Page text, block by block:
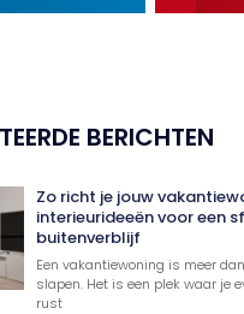
BERICHTEN
Zo richt je jouw
interieurideeën voor een
buitenverblijf
Een vakantiewoning is meer
slapen. Het is een plek waar je
rust